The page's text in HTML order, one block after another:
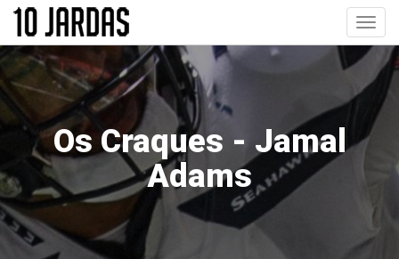
Pular
o
conteúdo
principal
Os Craques - Jamal
Adams